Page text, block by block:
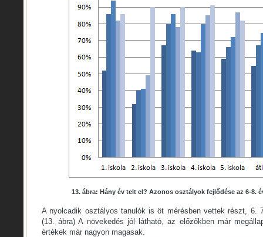
13. ábra: Hány év telt el? Azonos osztályok fejlődése az 6-8.
A nyolcadik osztályos tanulók is öt mérésben vettek részt, 6.
(13. ábra) A növekedés jól látható, az előzőkben már
értékek már nagyon magasak.